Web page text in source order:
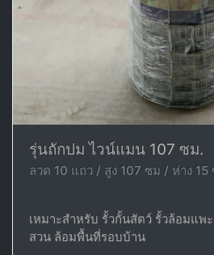
รุ่นถักปม ไวน์แมน 107 ซม.
ลวด 10 แถว / สูง 107 ซม / ห่าง 15
เหมาะสำหรับ รั้วกั้นสัตว์ รั้วล้อมแพ
สวน ล้อมพื้นที่รอบบ้าน